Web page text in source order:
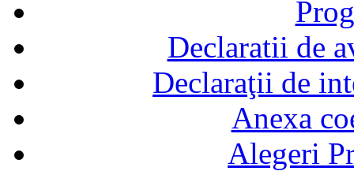
Declaratii de
Declaraţii de
Anexa
Alegeri